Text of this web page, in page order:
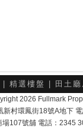
精選樓盤 田土
2026 Fullmark
新村環鳳街18號A地下
場107號舖 電話：2345